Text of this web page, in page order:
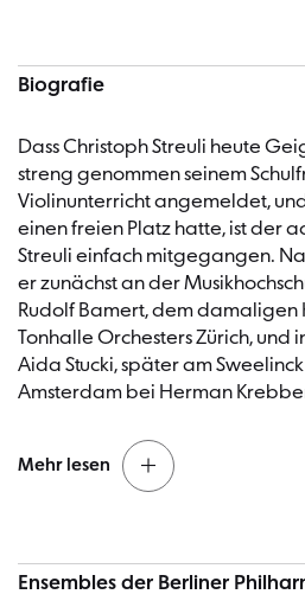
Biografie
Dass Christoph Streuli heute
streng genommen seinem
Violinunterricht angemeldet,
einen freien Platz hatte, ist der
Streuli einfach mitgegangen.
er zunächst an der
Rudolf Bamert, dem damaligen
Tonhalle Orchesters Zürich, und
Aida Stucki, später am
Amsterdam bei Herman
Mehr lesen
Melos Quartett
zu den Berliner Philharmonikern
Ensembles der Berliner